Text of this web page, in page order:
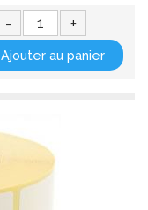
- +
Ajouter au panier